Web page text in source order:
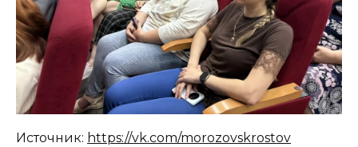
Источник: https://vk.com/morozovskrostov